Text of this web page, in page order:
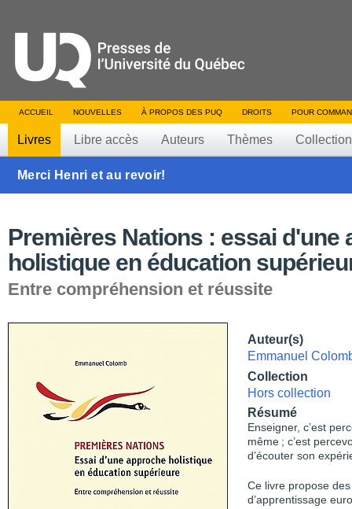
ACCUEIL NOUVELLES À PROPOS DES PUQ DROITS POUR
Livres Libre accès Auteurs Thèmes
Merci Henri et au revoir!
Premières Nations : essai d'une
holistique en éducation
Entre compréhension et réussite
Auteur(s)
Emmanuel
Collection
Hors collection
Résumé
Enseigner, c’est
même ; c’est
d’écouter son
Ce livre propose
d’apprentissage